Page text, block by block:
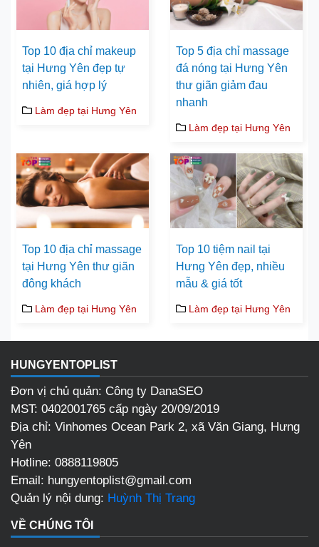
Top 10 địa chỉ makeup
tại Hưng Yên đẹp tự
nhiên, giá hợp lý
Làm đẹp tại Hưng Yên
Top 5 địa chỉ massage
đá nóng tại Hưng Yên
thư giãn giảm đau
nhanh
Làm đẹp tại Hưng Yên
Top 10 địa chỉ massage
tại Hưng Yên thư giãn
đông khách
Làm đẹp tại Hưng Yên
Top 10 tiệm nail tại
Hưng Yên đẹp, nhiều
mẫu & giá tốt
Làm đẹp tại Hưng Yên
HUNGYENTOPLIST
Đơn vị chủ quản: Công ty DanaSEO
MST: 0402001765 cấp ngày 20/09/2019
Địa chỉ: Vinhomes Ocean Park 2, xã Văn Giang, Hưng
Yên
Hotline: 0888119805
Email: hungyentoplist@gmail.com
Quản lý nội dung: Huỳnh Thị Trang
VỀ CHÚNG TÔI